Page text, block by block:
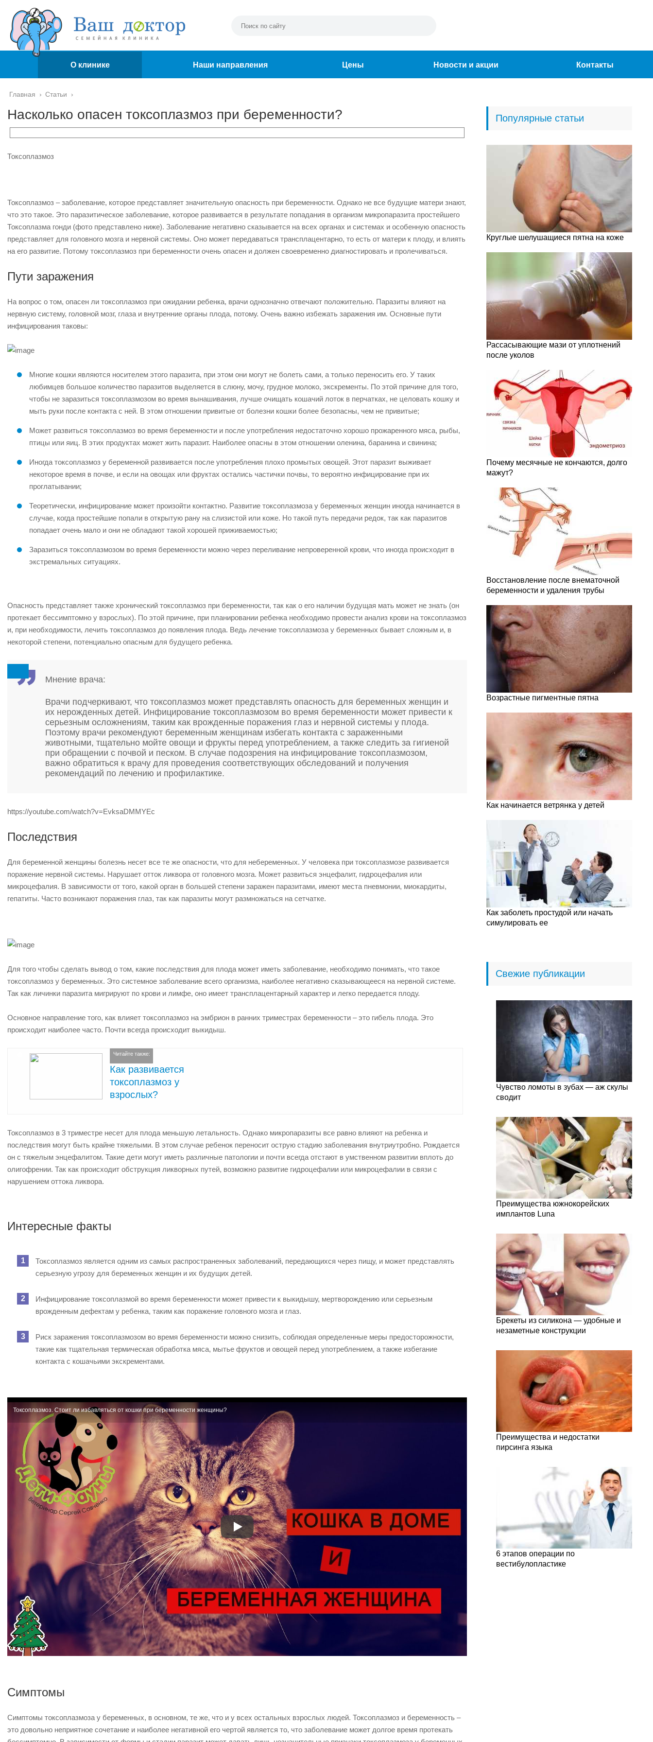
О клинике Наши направления Цены Новости и акции Контакты
Главная › Статьи ›
Насколько опасен токсоплазмоз при беременности?
Токсоплазмоз
Токсоплазмоз – заболевание, которое представляет значительную опасность при беременности. Однако не все будущие матери знают,
что это такое. Это паразитическое заболевание, которое развивается в результате попадания в организм микропаразита простейшего
Токсоплазма гонди (фото представлено ниже). Заболевание негативно сказывается на всех органах и системах и особенную опасность
представляет для головного мозга и нервной системы. Оно может передаваться трансплацентарно, то есть от матери к плоду, и влиять
на его развитие. Потому токсоплазмоз при беременности очень опасен и должен своевременно диагностировать и пролечиваться.
Пути заражения
На вопрос о том, опасен ли токсоплазмоз при ожидании ребенка, врачи однозначно отвечают положительно. Паразиты влияют на
нервную систему, головной мозг, глаза и внутренние органы плода, потому. Очень важно избежать заражения им. Основные пути
инфицирования таковы:
Многие кошки являются носителем этого паразита, при этом они могут не болеть сами, а только переносить его. У таких
любимцев большое количество паразитов выделяется в слюну, мочу, грудное молоко, экскременты. По этой причине для того,
чтобы не заразиться токсоплазмозом во время вынашивания, лучше очищать кошачий лоток в перчатках, не целовать кошку и
мыть руки после контакта с ней. В этом отношении привитые от болезни кошки более безопасны, чем не привитые;
Может развиться токсоплазмоз во время беременности и после употребления недостаточно хорошо прожаренного мяса, рыбы,
птицы или яиц. В этих продуктах может жить паразит. Наиболее опасны в этом отношении оленина, баранина и свинина;
Иногда токсоплазмоз у беременной развивается после употребления плохо промытых овощей. Этот паразит выживает
некоторое время в почве, и если на овощах или фруктах остались частички почвы, то вероятно инфицирование при их
проглатывании;
Теоретически, инфицирование может произойти контактно. Развитие токсоплазмоза у беременных женщин иногда начинается в
случае, когда простейшие попали в открытую рану на слизистой или коже. Но такой путь передачи редок, так как паразитов
попадает очень мало и они не обладают такой хорошей приживаемостью;
Заразиться токсоплазмозом во время беременности можно через переливание непроверенной крови, что иногда происходит в
экстремальных ситуациях.
Опасность представляет также хронический токсоплазмоз при беременности, так как о его наличии будущая мать может не знать (он
протекает бессимптомно у взрослых). По этой причине, при планировании ребенка необходимо провести анализ крови на токсоплазмоз
и, при необходимости, лечить токсоплазмоз до появления плода. Ведь лечение токсоплазмоза у беременных бывает сложным и, в
некоторой степени, потенциально опасным для будущего ребенка.
Мнение врача:
Врачи подчеркивают, что токсоплазмоз может представлять опасность для беременных женщин и
их нерожденных детей. Инфицирование токсоплазмозом во время беременности может привести к
серьезным осложнениям, таким как врожденные поражения глаз и нервной системы у плода.
Поэтому врачи рекомендуют беременным женщинам избегать контакта с зараженными
животными, тщательно мойте овощи и фрукты перед употреблением, а также следить за гигиеной
при обращении с почвой и песком. В случае подозрения на инфицирование токсоплазмозом,
важно обратиться к врачу для проведения соответствующих обследований и получения
рекомендаций по лечению и профилактике.
https://youtube.com/watch?v=EvksaDMMYEc
Последствия
Для беременной женщины болезнь несет все те же опасности, что для небеременных. У человека при токсоплазмозе развивается
поражение нервной системы. Нарушает отток ликвора от головного мозга. Может развиться энцефалит, гидроцефалия или
микроцефалия. В зависимости от того, какой орган в большей степени заражен паразитами, имеют места пневмонии, миокардиты,
гепатиты. Часто возникают поражения глаз, так как паразиты могут размножаться на сетчатке.
Для того чтобы сделать вывод о том, какие последствия для плода может иметь заболевание, необходимо понимать, что такое
токсоплазмоз у беременных. Это системное заболевание всего организма, наиболее негативно сказывающееся на нервной системе.
Так как личинки паразита мигрируют по крови и лимфе, оно имеет трансплацентарный характер и легко передается плоду.
Основное направление того, как влияет токсоплазмоз на эмбрион в ранних триместрах беременности – это гибель плода. Это
происходит наиболее часто. Почти всегда происходит выкидыш.
Читайте также:
Как развивается
токсоплазмоз у
взрослых?
Токсоплазмоз в 3 триместре несет для плода меньшую летальность. Однако микропаразиты все равно влияют на ребенка и
последствия могут быть крайне тяжелыми. В этом случае ребенок переносит острую стадию заболевания внутриутробно. Рождается
он с тяжелым энцефалитом. Такие дети могут иметь различные патологии и почти всегда отстают в умственном развитии вплоть до
олигофрении. Так как происходит обструкция ликворных путей, возможно развитие гидроцефалии или микроцефалии в связи с
нарушением оттока ликвора.
Интересные факты
Токсоплазмоз является одним из самых распространенных заболеваний, передающихся через пищу, и может представлять
серьезную угрозу для беременных женщин и их будущих детей.
Инфицирование токсоплазмой во время беременности может привести к выкидышу, мертворождению или серьезным
врожденным дефектам у ребенка, таким как поражение головного мозга и глаз.
Риск заражения токсоплазмозом во время беременности можно снизить, соблюдая определенные меры предосторожности,
такие как тщательная термическая обработка мяса, мытье фруктов и овощей перед употреблением, а также избегание
контакта с кошачьими экскрементами.
Токсоплазмоз. Стоит ли избавляться от кошки при беременности женщины?
Симптомы
Симптомы токсоплазмоза у беременных, в основном, те же, что и у всех остальных взрослых людей. Токсоплазмоз и беременность –
это довольно неприятное сочетание и наиболее негативной его чертой является то, что заболевание может долгое время протекать
Популярные статьи
Круглые шелушащиеся пятна на коже
Рассасывающие мази от уплотнений
после уколов
Почему месячные не кончаются, долго
мажут?
Восстановление после внематочной
беременности и удаления трубы
Возрастные пигментные пятна
Как начинается ветрянка у детей
Как заболеть простудой или начать
симулировать ее
Свежие публикации
Чувство ломоты в зубах — аж скулы
сводит
Преимущества южнокорейских
имплантов Luna
Брекеты из силикона — удобные и
незаметные конструкции
Преимущества и недостатки
пирсинга языка
6 этапов операции по
вестибулопластике